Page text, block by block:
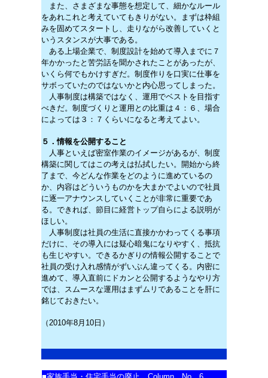
また、さまざまな事態を想定して、細かなルール
をあれこれと考えていてもきりがない。まずは枠組
みを固めてスタートし、走りながら改善していくと
いうスタンスが大事である。
ある上場企業で、制度設計を始めて導入までに７
年かかったと苦労話を聞かされたことがあったが、
いくら何でもかけすぎだ。制度作りを口実に仕事を
サボっていたのではないかと内心思ってしまった。
人事制度は構築ではなく、運用でベストを目指す
べきだ。制度づくりと運用との比重は４：６、場合
によっては３：７くらいになると考えてよい。
５．情報を公開すること
人事といえば密室作業のイメージがあるが、制度
構築に関してはこの考えは払拭したい。開始から終
了まで、今どんな作業をどのように進めているの
か、内容はどういうものかを大まかでよいので社員
に逐一アナウンスしていくことが非常に重要であ
る。できれば、節目に経営トップ自らによる説明が
ほしい。
人事制度は社員の生活に直接かかわってくる事項
だけに、その導入には疑心暗鬼になりやすく、抵抗
も生じやすい。できるかぎりの情報公開することで
社員の受け入れ感情がずいぶん違ってくる。内密に
進めて、導入直前にドカンと公開するようなやり方
では、スムースな運用はまずムリであることを肝に
銘じておきたい。
（2010年8月10日）